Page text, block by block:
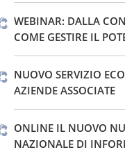
WEBINAR: DALLA
COME GESTIRE IL
NUOVO SERVIZIO
AZIENDE ASSOCIATE
ONLINE IL NUOVO
NAZIONALE DI